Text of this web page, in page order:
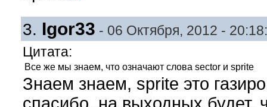
3. Igor33 - 06 Октября, 2012 -
Цитата:
Все же мы знаем, что означают слова sector и sprite
Знаем знаем, sprite это